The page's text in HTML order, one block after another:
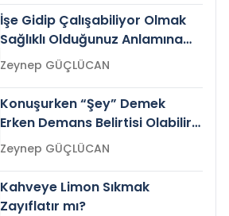
İşe Gidip Çalışabiliyor Olmak
Sağlıklı Olduğunuz Anlamına
Gelir mi?Zeynep GÜÇLÜCAN
Konuşurken “Şey” Demek
Erken Demans Belirtisi Olabilir
mi?
Zeynep GÜÇLÜCAN
Kahveye Limon Sıkmak
Zayıflatır mı?